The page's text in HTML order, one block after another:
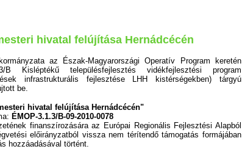
hivatal felújítása Hernádcécén
az Észak-Magyarországi Operatív Program keretén
B Kisléptékű településfejlesztés vidékfejlesztési program
infrastrukturális fejlesztése LHH kistérségekben) tárgyú
be.
hivatal felújítása Hernádcécén"
ÉMOP-3.1.3/B-09-2010-0078
finanszírozására az Európai Regionális Fejlesztési Alapból
előirányzatból vissza nem térítendő támogatás formájában
hozzáadásával történt.